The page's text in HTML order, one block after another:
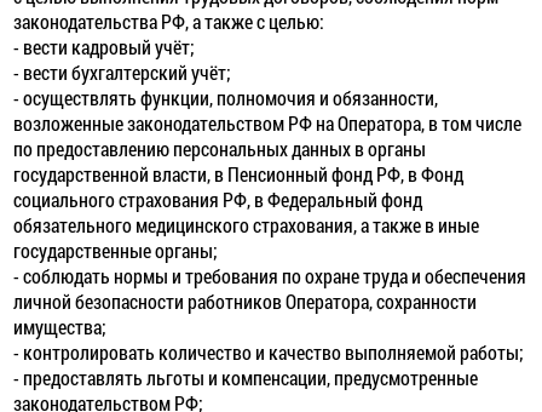
законодательства РФ, а также с целью:
- вести кадровый учёт;
- вести бухгалтерский учёт;
- осуществлять функции, полномочия и обязанности,
возложенные законодательством РФ на Оператора, в том числе
по предоставлению персональных данных в органы
государственной власти, в Пенсионный фонд РФ, в Фонд
социального страхования РФ, в Федеральный фонд
обязательного медицинского страхования, а также в иные
государственные органы;
- соблюдать нормы и требования по охране труда и обеспечения
личной безопасности работников Оператора, сохранности
имущества;
- контролировать количество и качество выполняемой работы;
- предоставлять льготы и компенсации, предусмотренные
законодательством РФ;